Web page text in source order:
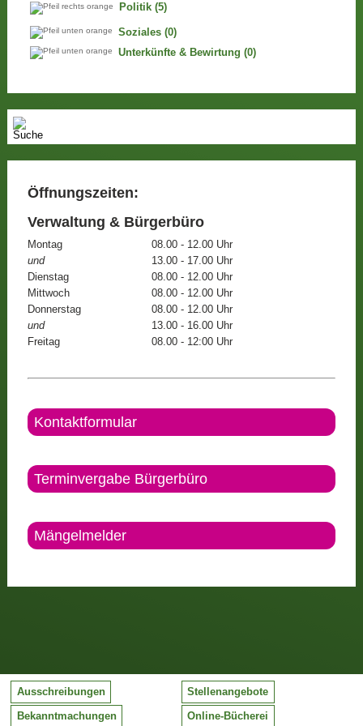
Politik (5)
Soziales (0)
Unterkünfte & Bewirtung (0)
Öffnungszeiten:
Verwaltung & Bürgerbüro
Montag
08.00 - 12.00 Uhr
und
13.00 - 17.00 Uhr
Dienstag
08.00 - 12.00 Uhr
Mittwoch
08.00 - 12.00 Uhr
Donnerstag
08.00 - 12.00 Uhr
und
13.00 - 16.00 Uhr
Freitag
08.00 - 12:00 Uhr
Kontaktformular
Terminvergabe Bürgerbüro
Mängelmelder
Ausschreibungen Stellenangebote
Bekanntmachungen Online-Bücherei